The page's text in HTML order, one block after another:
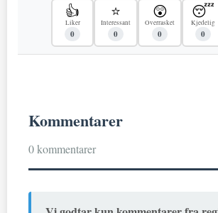
👍
Liker
0
⭐
Interessant
0
😲
Overrasket
0
😴
Kjedelig
0
Kommentarer
0 kommentarer